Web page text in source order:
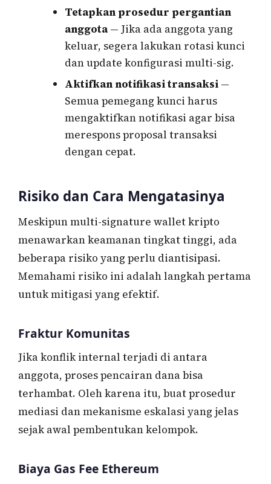
Tetapkan prosedur pergantian
anggota— Jika ada anggota yang
keluar, segera lakukan rotasi kunci
dan update konfigurasi multi-sig.
Aktifkan notifikasi transaksi—
Semua pemegang kunci harus
mengaktifkan notifikasi agar bisa
merespons proposal transaksi
dengan cepat.
Risiko dan Cara Mengatasinya
Meskipun multi-signature wallet kripto
menawarkan keamanan tingkat tinggi, ada
beberapa risiko yang perlu diantisipasi.
Memahami risiko ini adalah langkah pertama
untuk mitigasi yang efektif.
Fraktur Komunitas
Jika konflik internal terjadi di antara
anggota, proses pencairan dana bisa
terhambat. Oleh karena itu, buat prosedur
mediasi dan mekanisme eskalasi yang jelas
sejak awal pembentukan kelompok.
Biaya Gas Fee Ethereum